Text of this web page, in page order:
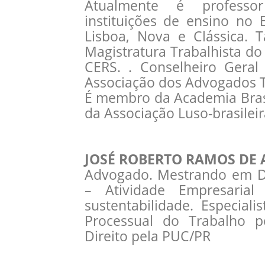
Atualmente é
instituições de ensino no
Lisboa, Nova e Clássica.
Magistratura Trabalhista
CERS. . Conselheiro
Associação dos Advogados
É membro da Academia
da Associação Luso-
JOSÉ ROBERTO RAMOS
Advogado. Mestrando em
– Atividade
sustentabilidade.
Processual do Trabalho
Direito pela PUC/PR